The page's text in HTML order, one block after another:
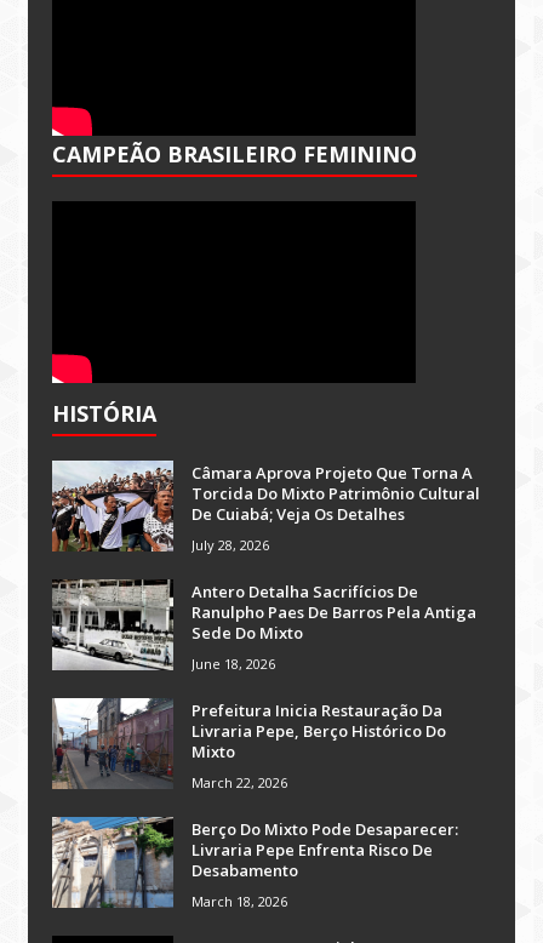
CAMPEÃO BRASILEIRO FEMININO
HISTÓRIA
Câmara Aprova Projeto Que Torna A
Torcida Do Mixto Patrimônio Cultural
De Cuiabá; Veja Os Detalhes
July 28, 2026
Antero Detalha Sacrifícios De
Ranulpho Paes De Barros Pela Antiga
Sede Do Mixto
June 18, 2026
Prefeitura Inicia Restauração Da
Livraria Pepe, Berço Histórico Do
Mixto
March 22, 2026
Berço Do Mixto Pode Desaparecer:
Livraria Pepe Enfrenta Risco De
Desabamento
March 18, 2026